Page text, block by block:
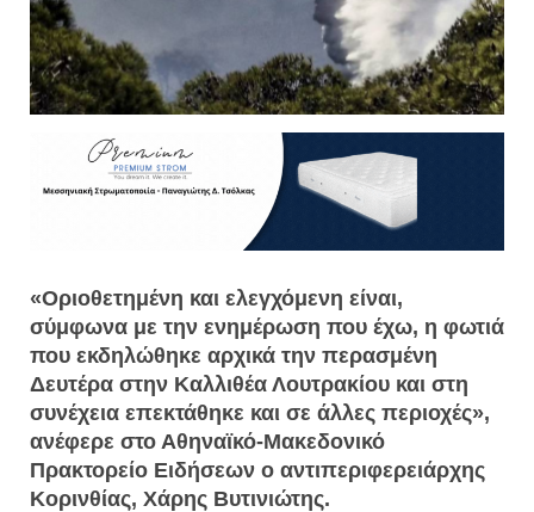
«Οριοθετημένη και ελεγχόμενη είναι,
σύμφωνα με την ενημέρωση που έχω, η φωτιά
που εκδηλώθηκε αρχικά την περασμένη
Δευτέρα στην Καλλιθέα Λουτρακίου και στη
συνέχεια επεκτάθηκε και σε άλλες περιοχές»,
ανέφερε στο Αθηναϊκό-Μακεδονικό
Πρακτορείο Ειδήσεων ο αντιπεριφερειάρχης
Κορινθίας, Χάρης Βυτινιώτης.